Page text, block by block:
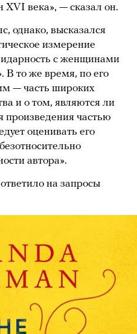
XVI века», — сказал он.
однако, высказался
измерение
с женщинами
то же время, по его
— часть широких
и о том, являются ли
произведения частью
оценивать его
автора».
на запросы